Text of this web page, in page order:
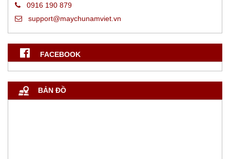
0916 190 879
support@maychunamviet.vn
FACEBOOK
BẢN ĐỒ